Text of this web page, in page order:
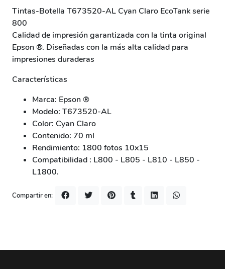
Tintas-Botella T673520-AL Cyan Claro EcoTank serie
800
Calidad de impresión garantizada con la tinta original
Epson ®. Diseñadas con la más alta calidad para
impresiones duraderas
Características
Marca: Epson ®
Modelo: T673520-AL
Color: Cyan Claro
Contenido: 70 ml
Rendimiento: 1800 fotos 10x15
Compatibilidad : L800 - L805 - L810 - L850 -
L1800.
Compartir en: